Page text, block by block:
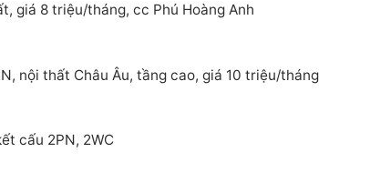
giá 8 triệu/tháng, cc Phú Hoàng Anh
nội thất Châu Âu, tầng cao, giá 10 triệu/tháng
cấu 2PN, 2WC